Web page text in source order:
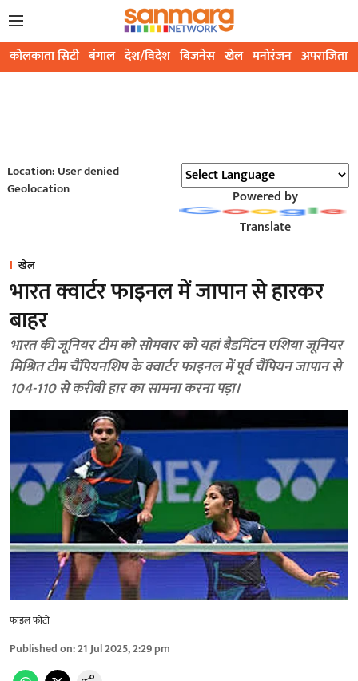
कोलकाता सिटी बंगाल देश/विदेश बिजनेस खेल मनोरंजन अपराजिता
Location: User denied
Geolocation
Powered by
Translate
खेल
भारत क्वार्टर फाइनल में जापान से हारकर
बाहर
भारत की जूनियर टीम को सोमवार को यहां बैडमिंटन एशिया जूनियर
मिश्रित टीम चैंपियनशिप के क्वार्टर फाइनल में पूर्व चैंपियन जापान से
104-110 से करीबी हार का सामना करना पड़ा।
फाइल फोटो
Published on:21 Jul 2025, 2:29 pm